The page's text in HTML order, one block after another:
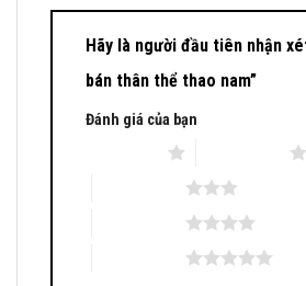
Hãy là người đầu tiên nhận
bán thân thể thao nam”
Đánh giá của bạn